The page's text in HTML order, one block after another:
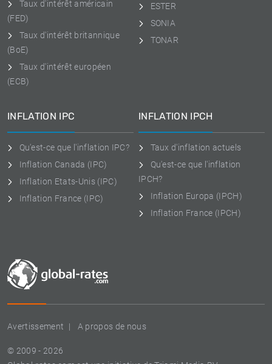
Avertissement A propos de nous
© 2009 - 2026
Taux d'intérêt américain
(FED)
Taux d'intérêt britannique
(BoE)
Taux d'intérêt européen
(ECB)
ESTER
SONIA
TONAR
INFLATION IPC
Qu'est-ce que l'inflation IPC?
Inflation Canada (IPC)
Inflation Etats-Unis (IPC)
Inflation France (IPC)
INFLATION IPCH
Taux d'inflation actuels
Qu'est-ce que l'inflation
IPCH?
Inflation Europa (IPCH)
Inflation France (IPCH)